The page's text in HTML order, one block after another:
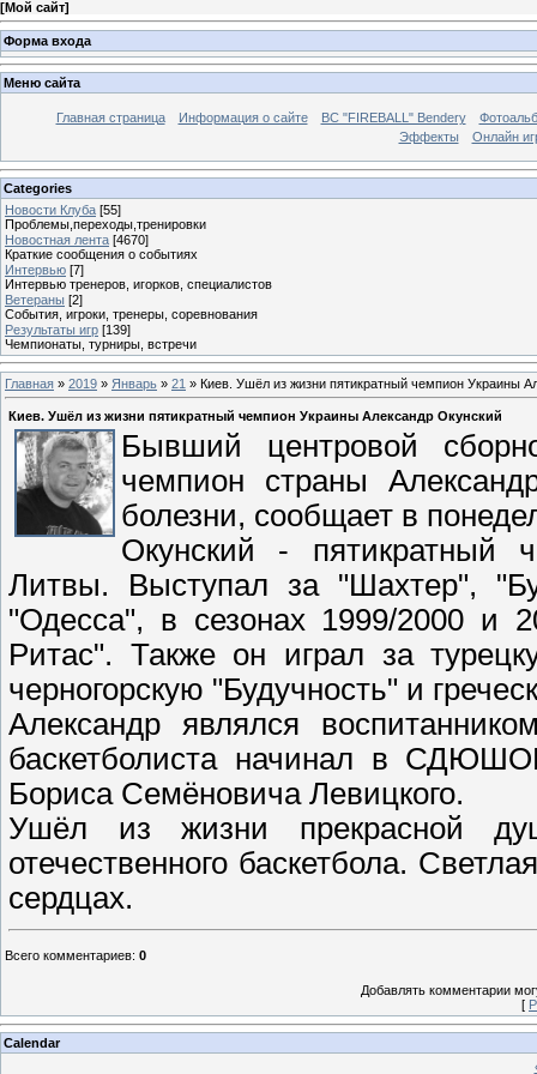
[Мой сайт]
Форма входа
Меню сайта
Главная страница Информация о сайте BC "FIREBALL" Bendery
Эффекты
Онлайн
Categories
Новости Клуба [55]
Проблемы,переходы,тренировки
Новостная лента [4670]
Краткие сообщения о событиях
Интервью [7]
Интервью тренеров, игорков, специалистов
Ветераны [2]
События, игроки, тренеры, соревнования
Результаты игр [139]
Чемпионаты, турниры, встречи
Главная » 2019 » Январь » 21 » Киев. Ушёл из жизни пятикратный чемпион Украины
Киев. Ушёл из жизни пятикратный чемпион Украины Александр Окунский
Бывший центровой
чемпион страны
болезни, сообщает в
Окунский - пятикратный
Литвы. Выступал за "Шахтер",
"Одесса", в сезонах 1999/2000 и
Ритас". Также он играл за
черногорскую "Будучность" и
Александр являлся
баскетболиста начинал в
Бориса Семёновича Левицкого.
Ушёл из жизни прекрасной
отечественного баскетбола.
сердцах.
Всего комментариев: 0
Добавлять комментарии
[
Calendar